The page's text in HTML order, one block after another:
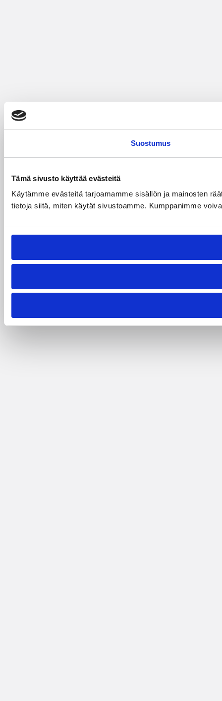
Suostumus
Tämä sivusto käyttää evästeitä
Käytämme evästeitä tarjoamamme sisällön ja mainosten
tietoja siitä, miten käytät sivustoamme. Kumppanimme